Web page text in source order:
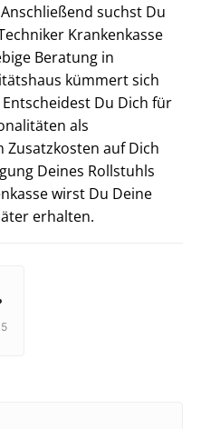
suchst Du
Krankenkasse
Beratung in
kümmert sich
Du Dich für
als
auf Dich
Deines Rollstuhls
wirst Du Deine
erhalten.